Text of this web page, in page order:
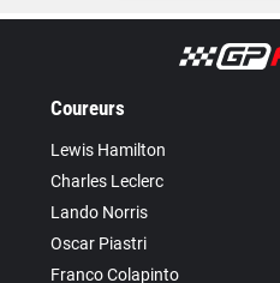
Coureurs
Lewis Hamilton
Charles Leclerc
Lando Norris
Oscar Piastri
Franco Colapinto